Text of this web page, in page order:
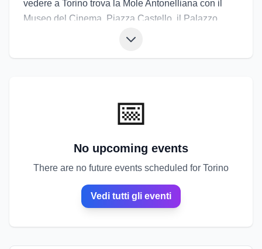
vedere a Torino trova la Mole Antonelliana con il
Museo del Cinema, Piazza Castello, il Palazzo
Salone Internazionale del Libro, Torino Film
Festival e Artissima animano la città durante l’anno.
spazi vivi, tra cultura, innovazione e una raffinata
atmosfera urbana.
📅
No upcoming events
There are no future events scheduled for Torino
Vedi tutti gli eventi